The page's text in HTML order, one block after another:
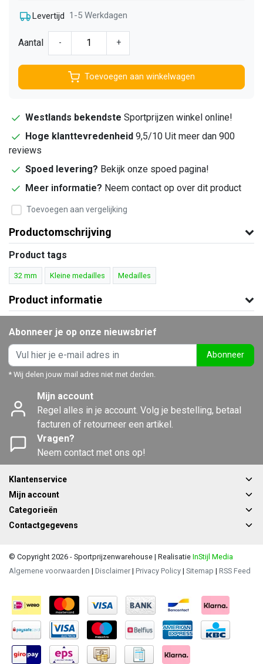
Levertijd 1-5 Werkdagen
Aantal - +
Toevoegen aan winkelwagen
Westlands bekendste Sportprijzen winkel online!
Hoge klanttevredenheid 9,5/10 Uit meer dan 900
reviews
Spoed levering? Bekijk onze spoed pagina!
Meer informatie? Neem contact op over dit product
Toevoegen aan vergelijking
Productomschrijving
Product tags
32 mm Kleine medailles Medailles
Product informatie
Abonneer je op onze nieuwsbrief
Abonneer
* Wij delen jouw mail adres niet met derden.
Mijn account
Regel alles in je account. Volg je bestelling, betaal
facturen of retourneer een artikel.
Vragen?
Neem contact met ons op!
Klantenservice
Mijn account
Categorieën
Contactgegevens
© Copyright 2026 - Sportprijzenwarehouse | Realisatie InStijl Media
Algemene voorwaarden | Disclaimer | Privacy Policy | Sitemap | RSS Feed